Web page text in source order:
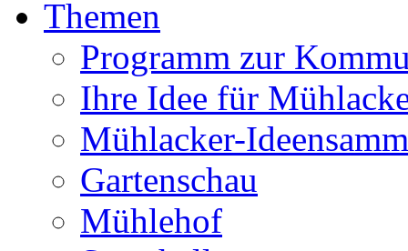
Themen
Programm zur
Ihre Idee für
Mühlacker-
Gartenschau
Mühlehof